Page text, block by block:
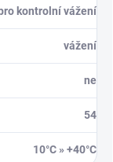
kontrolní vážení
vážení
ne
54
10°C » +40°C